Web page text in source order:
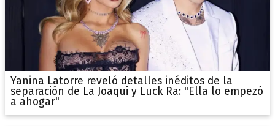
Yanina Latorre reveló detalles inéditos de la
separación de La Joaqui y Luck Ra: "Ella lo empezó
a ahogar"